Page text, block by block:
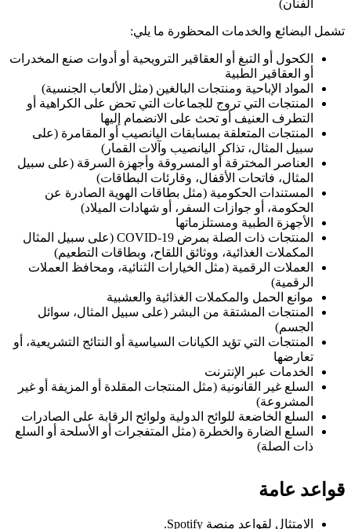
الفنان)
تشمل البضائع والخدمات المحظورة ما يلي:
الكحول أو التبغ أو العقاقير الترويحية أو أدوات صنع المخدرات
أو العقاقير الطبية
المواد الإباحية ومنتجات البالغين (مثل الألعاب الجنسية)
المنتجات التي تروج للجماعات التي تحض على الكراهية أو
التطرف العنيف أو تحث على الانضمام إليها
المنتجات المتعلقة بمسابقات اليانصيب أو المقامرة (على
سبيل المثال، تذاكر اليانصيب وآلات القمار)
العناصر المخترقة أو المسروقة وأجهزة السرقة (على سبيل
المثال، فاتحات الأقفال، وقارئات البطاقات)
المستندات الحكومية (مثل بطاقات الهوية الصادرة عن
الحكومة، أو جوازات السفر، أو شهادات الميلاد)
الأجهزة الطبية ومستلزماتها
المنتجات ذات الصلة بمرض COVID‑19 (على سبيل المثال
المكملات الغذائية، ووثائق اللقاح، وبطاقات التطعيم)
العملات الرقمية (مثل الخيارات الثنائية، ومحافظ العملات
الرقمية)
موانع الحمل والمكملات الغذائية والعشبية
المنتجات المشتقة من البشر (على سبيل المثال، سوائل
الجسم)
المنتجات التي تؤيد الكيانات السياسية أو النتائج التشريعية، أو
تعارضها
الخدمات عبر الإنترنت
السلع غير القانونية (مثل المنتجات المقلدة أو المزيفة أو غير
المشروعة)
السلع الخاضعة للوائح الدولية ولوائح الرقابة على الصادرات
السلع الضارة والخطرة (مثل المتفجرات أو الأسلحة أو السلع
ذات الصلة)
قواعد عامة
الامتثال لقواعد منصة Spotify .